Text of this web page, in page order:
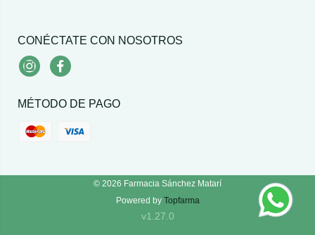
CONÉCTATE CON NOSOTROS
InstagramFacebook
MÉTODO DE PAGO
© 2026 Farmacia Sánchez Matarí
Powered by Topfarma
v1.27.0